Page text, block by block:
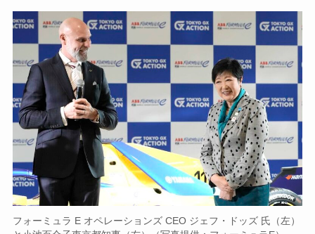
フォーミュラ E オペレーションズ CEO ジェフ・ドッズ 氏（左）